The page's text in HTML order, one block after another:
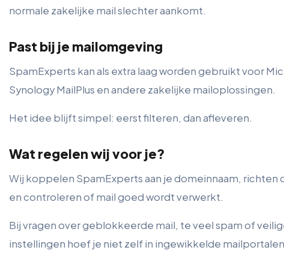
normale zakelijke mail slechter aankomt.
Past bij je mailomgeving
SpamExperts kan als extra laag worden gebruikt voor
Synology MailPlus en andere zakelijke mailoplossingen.
Het idee blijft simpel: eerst filteren, dan afleveren.
Wat regelen wij voor je?
Wij koppelen SpamExperts aan je domeinnaam, richten
en controleren of mail goed wordt verwerkt.
Bij vragen over geblokkeerde mail, te veel spam of
instellingen hoef je niet zelf in ingewikkelde